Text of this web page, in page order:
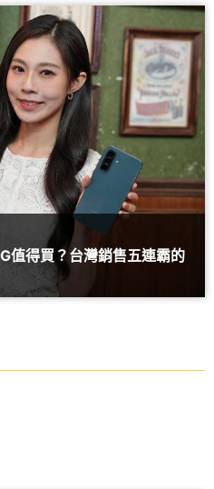
值得買？台灣銷售五連霸的